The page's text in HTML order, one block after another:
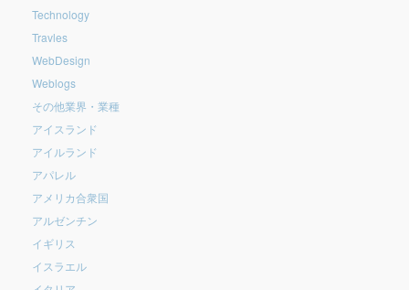
Technology
Travles
WebDesign
Weblogs
その他業界・業種
アイスランド
アイルランド
アパレル
アメリカ合衆国
アルゼンチン
イギリス
イスラエル